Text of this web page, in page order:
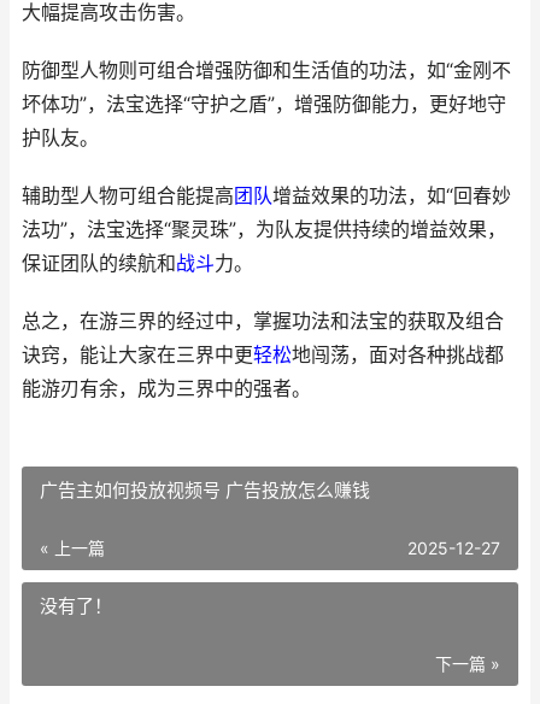
大幅提高攻击伤害。
防御型人物则可组合增强防御和生活值的功法，如“金刚不
坏体功”，法宝选择“守护之盾”，增强防御能力，更好地守
护队友。
辅助型人物可组合能提高团队增益效果的功法，如“回春妙
法功”，法宝选择“聚灵珠”，为队友提供持续的增益效果，
保证团队的续航和战斗力。
总之，在游三界的经过中，掌握功法和法宝的获取及组合
诀窍，能让大家在三界中更轻松地闯荡，面对各种挑战都
能游刃有余，成为三界中的强者。
广告主如何投放视频号 广告投放怎么赚钱
« 上一篇 2025-12-27
没有了！
下一篇 »